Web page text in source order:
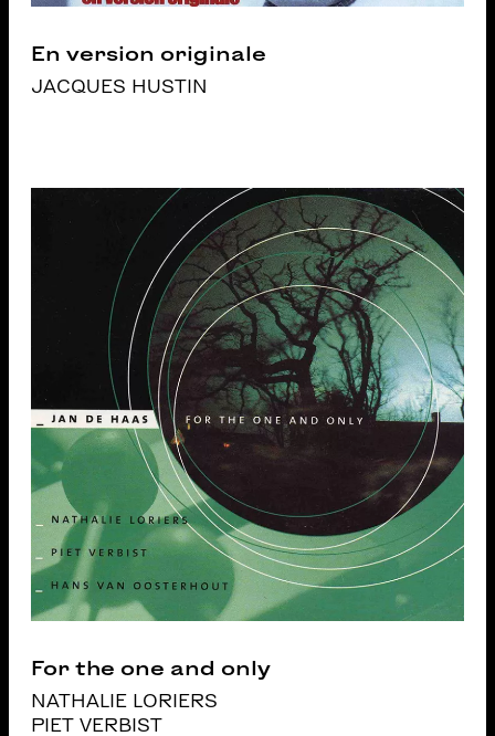
En version originale
JACQUES HUSTIN
For the one and only
NATHALIE LORIERS
PIET VERBIST